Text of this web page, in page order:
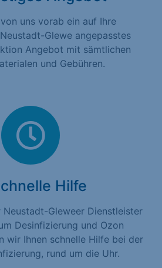
uns vorab ein auf Ihre
Glewe angepasstes
Angebot mit sämtlichen
und Gebühren.
Hilfe
Gleweer Dienstleister
Desinfizierung und Ozon
wir Ihnen schnelle Hilfe bei der
rund um die Uhr.